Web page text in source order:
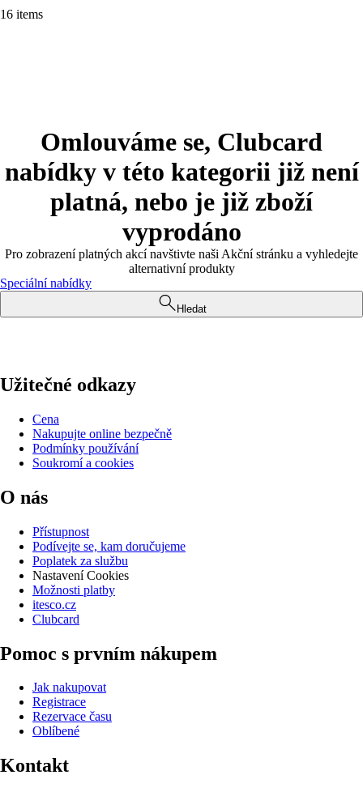
16 items
Omlouváme se, Clubcard
nabídky v této kategorii již není
platná, nebo je již zboží
vyprodáno
Pro zobrazení platných akcí navštivte naši Akční stránku a vyhledejte
alternativní produkty
Speciální nabídky
Hledat
Užitečné odkazy
Cena
Nakupujte online bezpečně
Podmínky používání
Soukromí a cookies
O nás
Přístupnost
Podívejte se, kam doručujeme
Poplatek za službu
Nastavení Cookies
Možnosti platby
itesco.cz
Clubcard
Pomoc s prvním nákupem
Jak nakupovat
Registrace
Rezervace času
Oblíbené
Kontakt